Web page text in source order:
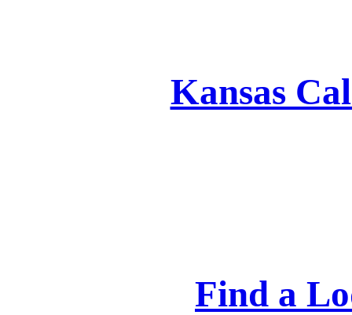
Kansas
Find a